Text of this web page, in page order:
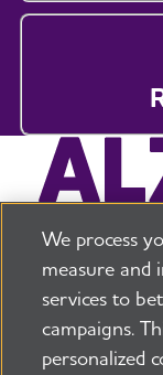
225 N
We process
measure and
services to
campaigns.
personalized